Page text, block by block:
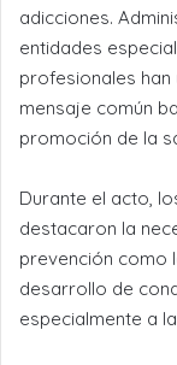
adicciones.
entidades
profesionales
mensaje común
promoción de la
Durante el acto,
destacaron la
prevención como
desarrollo de
especialmente a